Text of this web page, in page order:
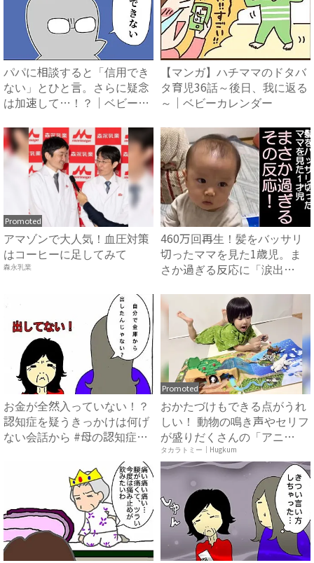
パパに相談すると「信用でき
ない」とひと言。さらに疑念
は加速して…！？｜ベビーカ
【マンガ】ハチママのドタバ
タ育児36話～後日、我に返る
～｜ベビーカレンダー
Promoted
アマゾンで大人気！血圧対策
はコーヒーに足してみて
森永乳業
460万回再生！髪をバッサリ
切ったママを見た1歳児。ま
さか過ぎる反応に「涙出
お金が全然入っていない！？
認知症を疑うきっかけは何げ
ない会話から #母の認知症
Promoted
おかたづけもできる点がうれ
しい！ 動物の鳴き声やセリフ
が盛りだくさんの「アニ
ア ...
タカラトミー｜Hugkum